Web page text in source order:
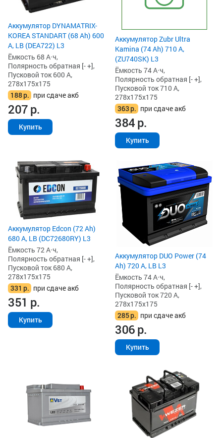
Аккумулятор DYNAMATRIX-
KOREA STANDART (68 Ah) 600
А, LB (DEA722) L3
Ёмкость 68 А·ч,
Полярность обратная [- +],
Пусковой ток 600 А,
278x175x175
188р. при сдаче акб
207р.
Купить
Аккумулятор Zubr Ultra
Kamina (74 Ah) 710 А,
(ZU740SK) L3
Ёмкость 74 А·ч,
Полярность обратная [- +],
Пусковой ток 710 А,
278x175x175
363р. при сдаче акб
384р.
Купить
Аккумулятор Edcon (72 Ah)
680 А, LB (DC72680RY) L3
Ёмкость 72 А·ч,
Полярность обратная [- +],
Пусковой ток 680 А,
278x175x175
331 р. при сдаче акб
351 р.
Купить
Аккумулятор DUO Power (74
Ah) 720 А, LB L3
Ёмкость 74 А·ч,
Полярность обратная [- +],
Пусковой ток 720 А,
278x175x175
285р. при сдаче акб
306р.
Купить